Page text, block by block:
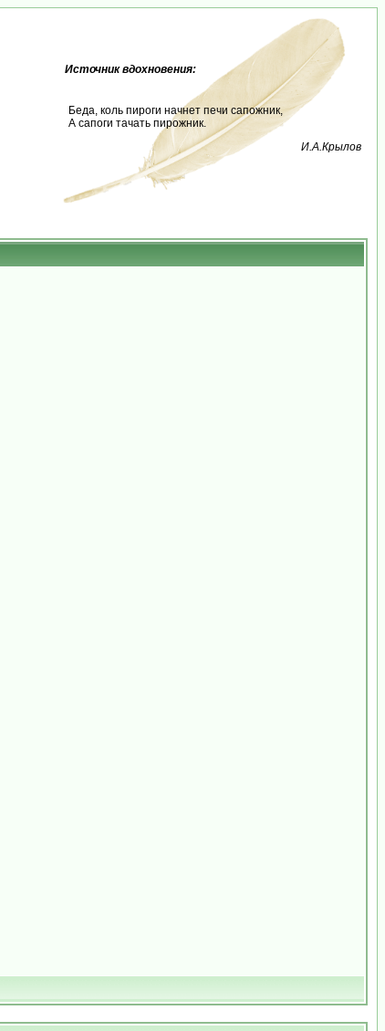
Источник вдохновения:
Беда, коль пироги начнет печи сапожник,
А сапоги тачать пирожник.
И.А.Крылов